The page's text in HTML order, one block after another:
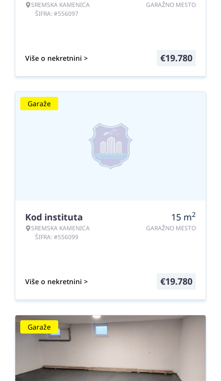
SREMSKA KAMENICA
ŠIFRA: #556097
GARAŽNO MESTO
Više o nekretnini > €19.780
Garaže
Kod instituta
SREMSKA KAMENICA
ŠIFRA: #556099
15 m2
GARAŽNO MESTO
Više o nekretnini > €19.780
Garaže